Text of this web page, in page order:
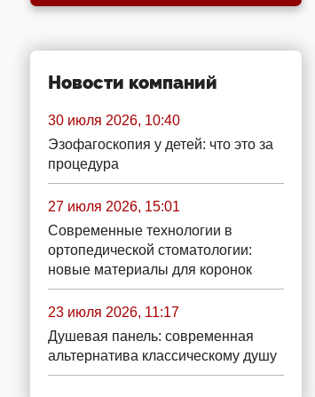
Новости компаний
30 июля 2026, 10:40
Эзофагоскопия у детей: что это за
процедура
27 июля 2026, 15:01
Современные технологии в
ортопедической стоматологии:
новые материалы для коронок
23 июля 2026, 11:17
Душевая панель: современная
альтернатива классическому душу